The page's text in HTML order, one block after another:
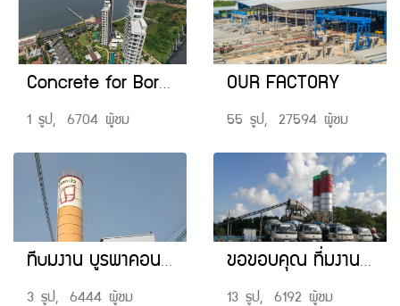
Concrete for Bored pile
1 รูป, 6704 ผู้ชม
OUR FACTORY
55 รูป, 27594 ผู้ชม
ทีuมงาน บูรพาคอนกรีต ที่ให้ความไว้วางใจ ใช้บริการ เช่ารถ Ready MIX พร้อมคนขับ สำหรับหน่วยงานวังจันทร์
3 รูป, 6444 ผู้ชม
ขอขอบคุณ ที่มงาน จูไทยกรุ๊ป ที่ให้ความไว้วางใจ ใช้บริการ เช่ารถ Ready MIX พร้อมคนขับ และ QC By CCP สำหรับหน่วยงาน ปลวกแดง ระยอง
13 รูป, 6192 ผู้ชม